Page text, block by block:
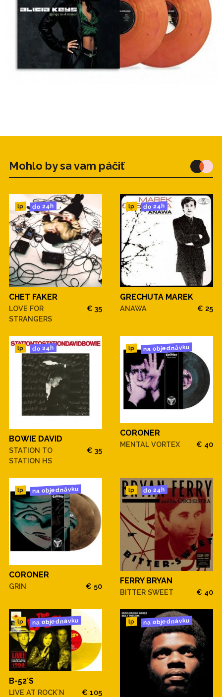
Mohlo by sa vam páčiť
lp do 24h
CHET FAKER
LOVE FOR
STRANGERS
€ 35
lp do 24h
GRECHUTA MAREK
ANAWA € 25
lp do 24h
BOWIE DAVID
STATION TO
STATION HS
€ 35
lp na objednávku
CORONER
MENTAL VORTEX € 40
lp na objednávku
CORONER
GRIN € 50
lp do 24h
FERRY BRYAN
BITTER SWEET € 40
lp na objednávku
B-52´S
LIVE AT ROCK´N
€ 105
lp na objednávku